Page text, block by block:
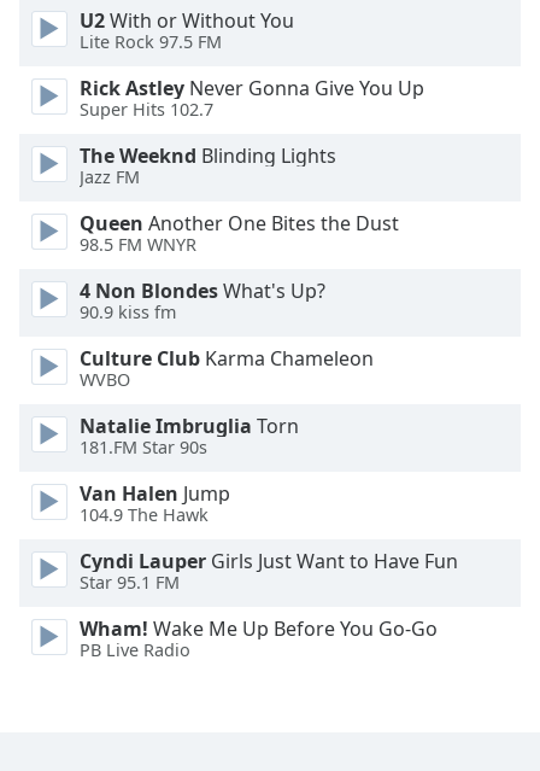
Color
Opacity
Text
Background
Color
Opacity
Caption
Area
Color
Opacity
U2With or Without You
Lite Rock 97.5 FM
Rick Astley Never Gonna Give You Up
Super Hits 102.7
The Weeknd Blinding Lights
Jazz FM
Queen Another One Bites the Dust
98.5 FM WNYR
4 Non BlondesWhat's Up?
90.9 kiss fm
Culture Club Karma Chameleon
WVBO
Natalie Imbruglia Torn
181.FM Star 90s
Van Halen Jump
104.9 The Hawk
Cyndi Lauper Girls Just Want to Have Fun
Star 95.1 FM
Wham! Wake Me Up Before You Go-Go
PB Live Radio